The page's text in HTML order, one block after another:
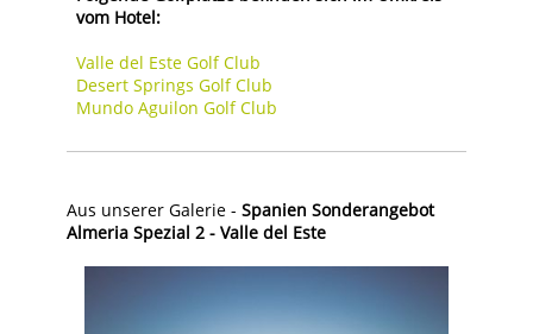
vom Hotel:
Valle del Este Golf Club
Desert Springs Golf Club
Mundo Aguilon Golf Club
Aus unserer Galerie - Spanien Sonderangebot
Almeria Spezial 2 - Valle del Este